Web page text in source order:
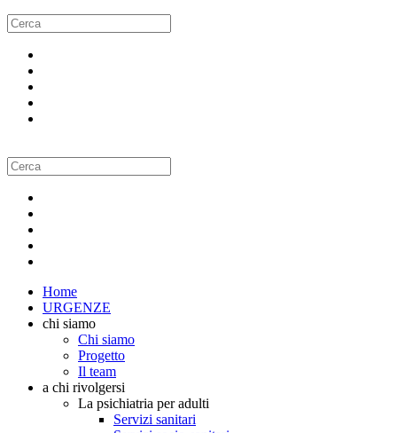
Home
URGENZE
chi siamo
Chi siamo
Progetto
Il team
a chi rivolgersi
La psichiatria per adulti
Servizi sanitari